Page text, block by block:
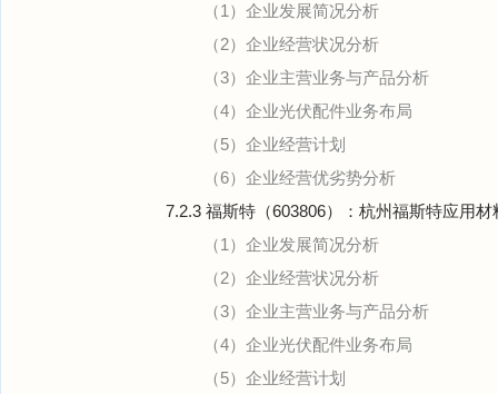
（1）企业发展简况分析
（2）企业经营状况分析
（3）企业主营业务与产品分析
（4）企业光伏配件业务布局
（5）企业经营计划
（6）企业经营优劣势分析
7.2.3 福斯特（603806）：杭州福斯特应用
（1）企业发展简况分析
（2）企业经营状况分析
（3）企业主营业务与产品分析
（4）企业光伏配件业务布局
（5）企业经营计划